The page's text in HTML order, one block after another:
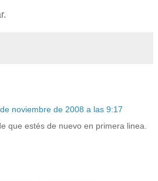
noviembre de 2008 a las 9:17
que estés de nuevo en primera linea.